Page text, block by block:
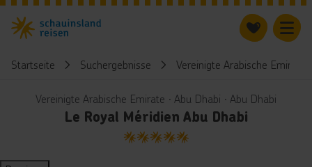
Startseite Suchergebnisse Vereinigte Arabische Emirate
Vereinigte Arabische Emirate ∙ Abu Dhabi ∙ Abu Dhabi
Le Royal Méridien Abu Dhabi
5